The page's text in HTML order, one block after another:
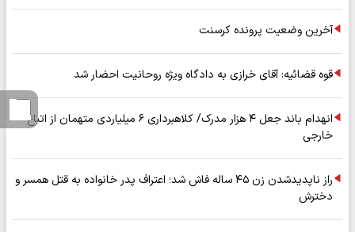
آخرین وضعیت پرونده کرسنت
قوه قضائیه: آقای خرازی به دادگاه ویژه روحانیت احضار شد
انهدام باند جعل ۴ هزار مدرک/ کلاهبرداری ۶ میلیاردی متهمان از اتباع
خارجی
راز ناپدیدشدن زن ۴۵ ساله فاش شد؛ اعتراف پدر خانواده به قتل همسر و
دخترش